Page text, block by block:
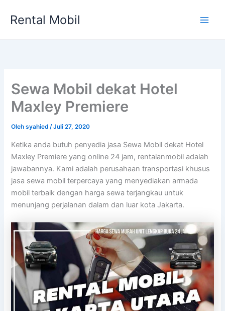
Rental Mobil
Sewa Mobil dekat Hotel
Maxley Premiere
Olehsyahied/Juli 27, 2020
Ketika anda butuh penyedia jasa Sewa Mobil dekat Hotel
Maxley Premiere yang online 24 jam, rentalanmobil adalah
jawabannya. Kami adalah perusahaan transportasi khusus
jasa sewa mobil terpercaya yang menyediakan armada
mobil terbaik dengan harga sewa terjangkau untuk
menunjang perjalanan dalam dan luar kota Jakarta.